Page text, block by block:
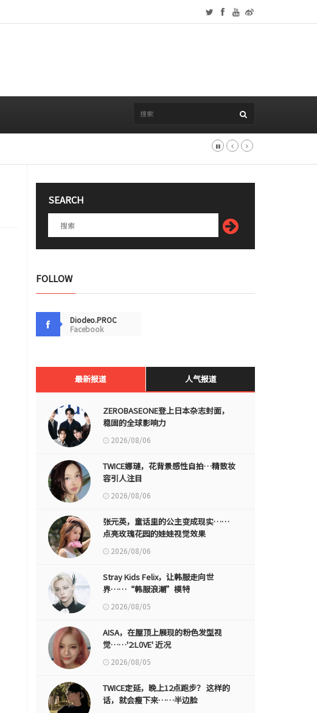
SEARCH
FOLLOW
Diodeo.PROC
Facebook
最新报道 人气报道
ZEROBASEONE登上日本杂志封面，
稳固的全球影响力
2026/08/06
TWICE娜璉，花背景感性自拍…精致妆
容引人注目
2026/08/06
张元英，童话里的公主变成现实……
点亮玫瑰花园的娃娃视觉效果
2026/08/06
Stray Kids Felix，让韩服走向世
界……“韩服浪潮”模特
2026/08/05
AISA，在屋顶上展现的粉色发型视
觉……'2:L0VE' 近况
2026/08/05
TWICE定延，晚上12点跑步？ 这样的
话，就会瘦下来……半边脸